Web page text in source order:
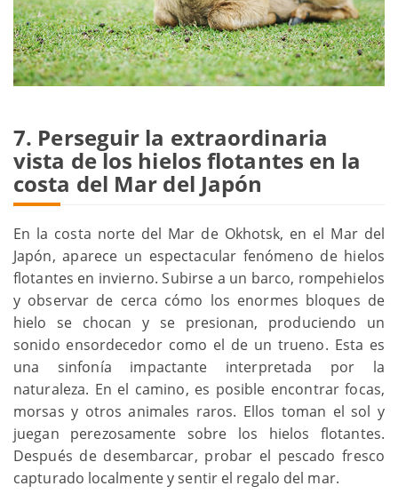
7. Perseguir la extraordinaria
vista de los hielos flotantes en la
costa del Mar del Japón
En la costa norte del Mar de Okhotsk, en el Mar del
Japón, aparece un espectacular fenómeno de hielos
flotantes en invierno. Subirse a un barco, rompehielos
y observar de cerca cómo los enormes bloques de
hielo se chocan y se presionan, produciendo un
sonido ensordecedor como el de un trueno. Esta es
una sinfonía impactante interpretada por la
naturaleza. En el camino, es posible encontrar focas,
morsas y otros animales raros. Ellos toman el sol y
juegan perezosamente sobre los hielos flotantes.
Después de desembarcar, probar el pescado fresco
capturado localmente y sentir el regalo del mar.